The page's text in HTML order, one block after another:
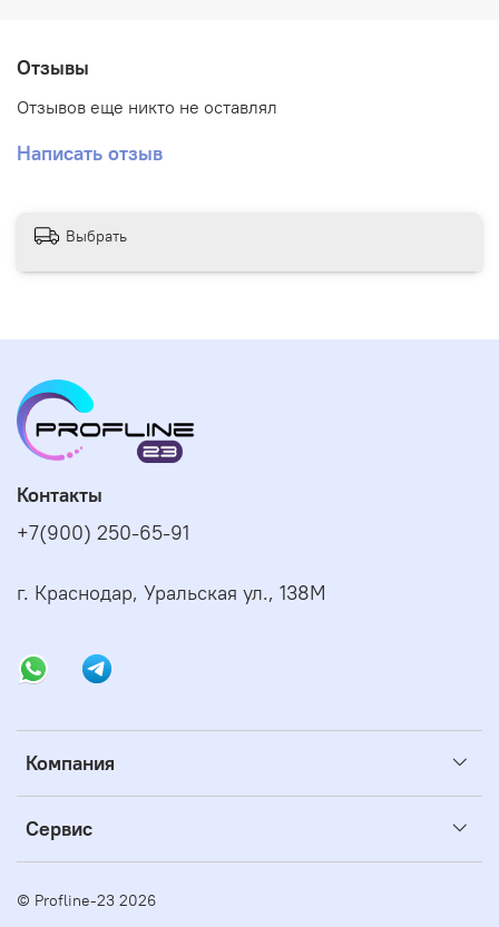
Отзывы
Отзывов еще никто не оставлял
Написать отзыв
Выбрать
Компания
Сервис
Контакты
+7(900) 250-65-91
г. Краснодар, Уральская ул., 138М
© Profline-23 2026